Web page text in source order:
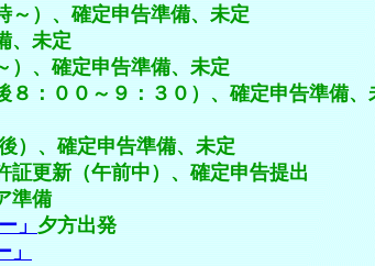
確定申告準備、未定
未定
定申告準備、未定
～９：３０）、確定申告準備、
申告準備、未定
（午前中）、確定申告提出
備
」 夕方出発